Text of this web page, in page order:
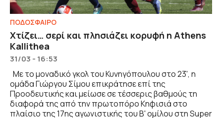
ΠΟΔΟΣΦΑΙΡΟ
Χτίζει… σερί και πλησιάζει κορυφή η Athens
Kallithea
31/03 - 16:53
Με το μοναδικό γκολ του Κυνηγόπουλου στο 23', η
ομάδα Γιώργου Σίμου επικράτησε επί της
Προοδευτικής και μείωσε σε τέσσερις βαθμούς τη
διαφορά της από την πρωτοπόρο Κηφισιά στο
πλαίσιο της 17ης αγωνιστικής του Β' ομίλου στη Super